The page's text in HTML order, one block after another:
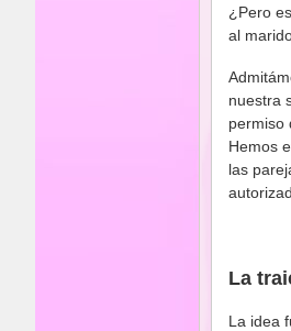
¿Pero
al
nuestra
permiso
Hemos
las
La
La idea